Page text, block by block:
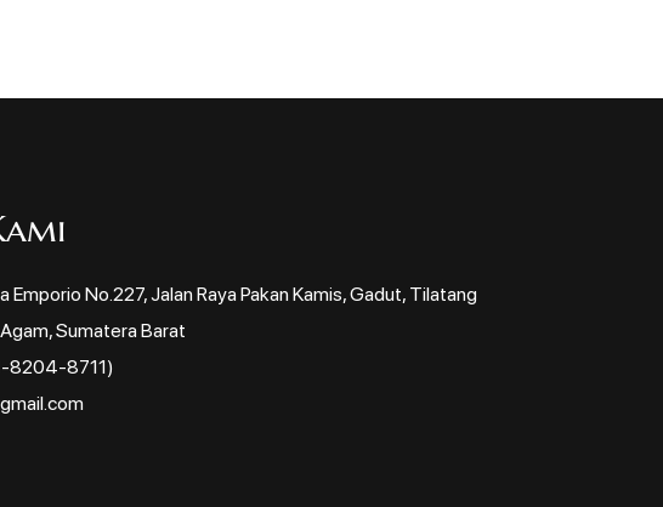
Emporio No.227, Jalan Raya Pakan Kamis, Gadut, Tilatang
Sumatera Barat
8204-8711)